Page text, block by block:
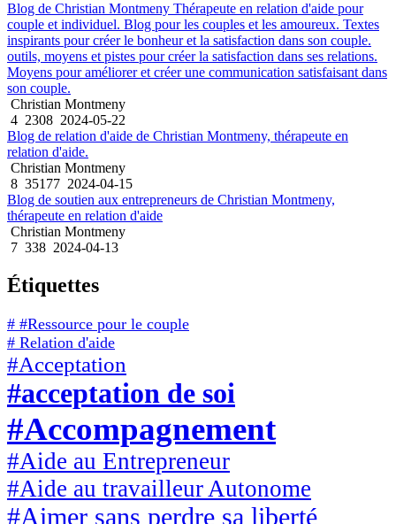
Blog de Christian Montmeny Thérapeute en relation d'aide pour
couple et individuel. Blog pour les couples et les amoureux. Textes
inspirants pour créer le bonheur et la satisfaction dans son couple.
outils, moyens et pistes pour créer la satisfaction dans ses relations.
Moyens pour améliorer et créer une communication satisfaisant dans
son couple.
Christian Montmeny
4 2308 2024-05-22
Blog de relation d'aide de Christian Montmeny, thérapeute en
relation d'aide.
Christian Montmeny
8 35177 2024-04-15
Blog de soutien aux entrepreneurs de Christian Montmeny,
thérapeute en relation d'aide
Christian Montmeny
7 338 2024-04-13
Étiquettes
# #Ressource pour le couple
# Relation d'aide
#Acceptation
#acceptation de soi
#Accompagnement
#Aide au Entrepreneur
#Aide au travailleur Autonome
#Aimer sans perdre sa liberté